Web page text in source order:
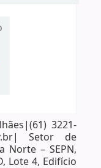
3221-
Setor de
Norte – SEPN,
Lote 4, Edifício